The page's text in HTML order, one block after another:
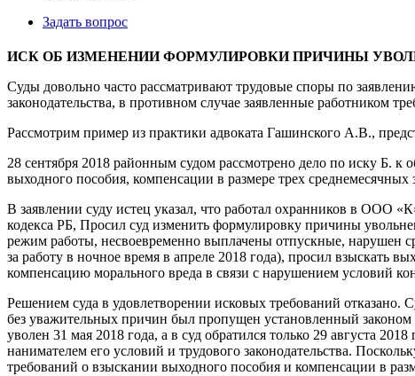
Задать вопрос
ИСК ОБ ИЗМЕНЕНИИ ФОРМУЛИРОВКИ ПРИЧИНЫ
Суды довольно часто рассматривают трудовые споры по
законодательства, в противном случае заявленные работником
Рассмотрим пример из практики адвоката Гашинского А.В.,
28 сентября 2018 районным судом рассмотрено дело по иску Б.
выходного пособия, компенсации в размере трех
В заявлении суду истец указал, что работал охранников в ООО
кодекса РБ, Просил суд изменить формулировку причины
режим работы, несвоевременно выплачены отпускные, нарушен
за работу в ночное время в апреле 2018 года), просил взыскать
компенсацию морального вреда в связи с нарушением условий
Решением суда в удовлетворении исковых требований
без уважительных причин был пропущен установленный
уволен 31 мая 2018 года, а в суд обратился только 29 августа
нанимателем его условий и трудового законодательства.
требований о взыскании выходного пособия и компенсации в